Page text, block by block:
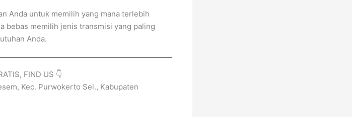
Anda untuk memilih yang mana terlebih
bebas memilih jenis transmisi yang paling
Anda.
FIND US 👇
Kec. Purwokerto Sel., Kabupaten